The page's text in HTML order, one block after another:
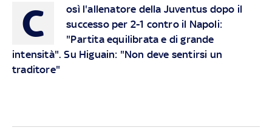
C
osì l'allenatore della Juventus dopo il
successo per 2-1 contro il Napoli:
"Partita equilibrata e di grande
intensità". Su Higuain: "Non deve sentirsi un
traditore"